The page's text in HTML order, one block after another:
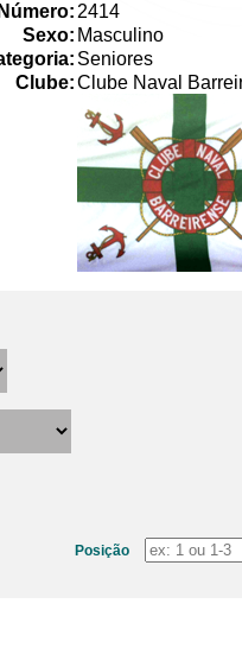
Número: 2414
Sexo: Masculino
Seniores
Clube:Clube Naval
Posição